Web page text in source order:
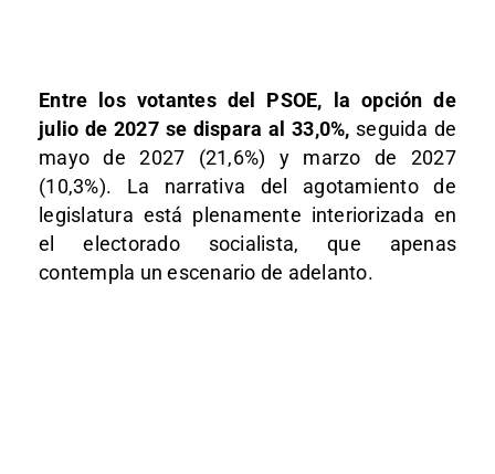
Entre los votantes del PSOE, la opción de
julio de 2027 se dispara al 33,0%, seguida de
mayo de 2027 (21,6%) y marzo de 2027
(10,3%). La narrativa del agotamiento de
legislatura está plenamente interiorizada en
el electorado socialista, que apenas
contempla un escenario de adelanto.